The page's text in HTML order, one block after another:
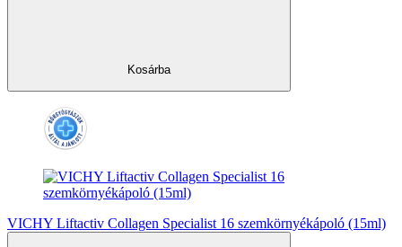
Kosárba
VICHY Liftactiv Collagen Specialist 16 szemkörnyékápoló (15ml)